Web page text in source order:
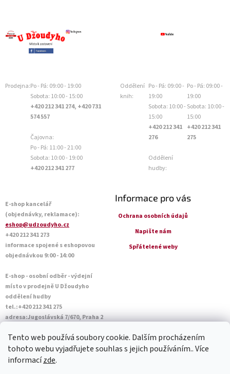
Tento web používá soubory cookie. Dalším procházením
tohoto webu vyjadřujete souhlas s jejich používáním.. Více
informacízde.
Prodejna:Po - Pá: 09:00 - 19:00
Sobota: 10:00 - 15:00
+420 212 341 274, +420 731
574 557
Čajovna:
Po - Pá: 11:00 - 21:00
Sobota: 10:00 - 19:00
+420 212 341 277
Oddělení
knih:
Po - Pá: 09:00 -
19:00
Sobota: 10:00 -
15:00
+420 212 341
276
Oddělení
hudby:
Po - Pá: 09:00 -
19:00
Sobota: 10:00 -
15:00
+420 212 341
275
E-shop kancelář
(objednávky, reklamace):
eshop@udzoudyho.cz
+420 212 341 273
informace spojené s eshopovou
objednávkou 9:00 - 14:00
E-shop - osobní odběr - výdejní
místo v prodejně U Džoudyho
oddělení hudby
tel.:+420 212 341 275
adresa:Jugoslávská 7/670, Praha 2
Sobota: 10:00 - 14:45
Informace pro vás
Ochrana osobních údajů
Napište nám
Spřátelené weby